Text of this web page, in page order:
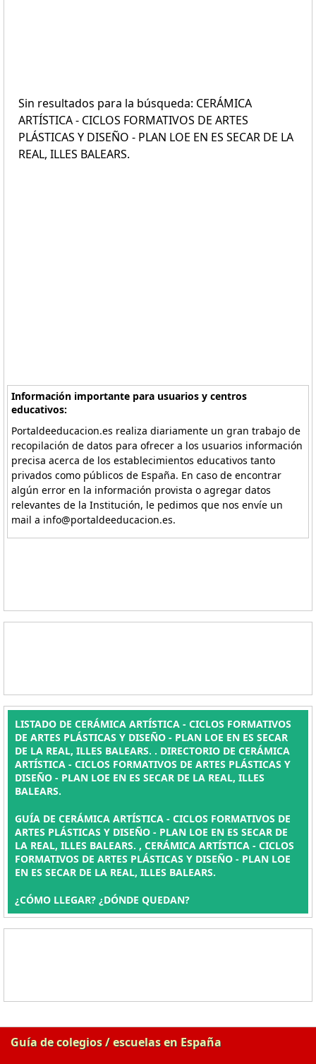
Sin resultados para la búsqueda: CERÁMICA
ARTÍSTICA - CICLOS FORMATIVOS DE ARTES
PLÁSTICAS Y DISEÑO - PLAN LOE EN ES SECAR DE LA
REAL, ILLES BALEARS.
Información importante para usuarios y centros
educativos:
Portaldeeducacion.es realiza diariamente un gran trabajo de
recopilación de datos para ofrecer a los usuarios información
precisa acerca de los establecimientos educativos tanto
privados como públicos de España. En caso de encontrar
algún error en la información provista o agregar datos
relevantes de la Institución, le pedimos que nos envíe un
mail a info@portaldeeducacion.es.
LISTADO DE CERÁMICA ARTÍSTICA - CICLOS FORMATIVOS
DE ARTES PLÁSTICAS Y DISEÑO - PLAN LOE EN ES SECAR
DE LA REAL, ILLES BALEARS. . DIRECTORIO DE CERÁMICA
ARTÍSTICA - CICLOS FORMATIVOS DE ARTES PLÁSTICAS Y
DISEÑO - PLAN LOE EN ES SECAR DE LA REAL, ILLES
BALEARS.
GUÍA DE CERÁMICA ARTÍSTICA - CICLOS FORMATIVOS DE
ARTES PLÁSTICAS Y DISEÑO - PLAN LOE EN ES SECAR DE
LA REAL, ILLES BALEARS. , CERÁMICA ARTÍSTICA - CICLOS
FORMATIVOS DE ARTES PLÁSTICAS Y DISEÑO - PLAN LOE
EN ES SECAR DE LA REAL, ILLES BALEARS.
¿CÓMO LLEGAR? ¿DÓNDE QUEDAN?
Guía de colegios / escuelas en España